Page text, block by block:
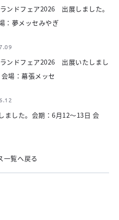
ンドフェア2026 出展しました。
：夢メッセみやぎ
ンドフェア2026 出展いたしまし
場：幕張メッセ
ました。会期：6月12～13日 会
一覧へ戻る